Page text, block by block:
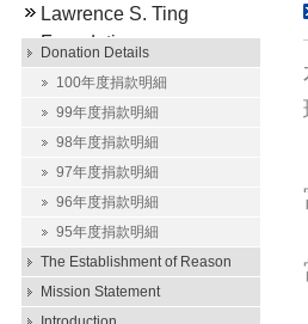
Lawrence S. Ting
Foundation
Donation Details
100年度捐款明細
99年度捐款明細
98年度捐款明細
97年度捐款明細
96年度捐款明細
95年度捐款明細
The Establishment of Reason
Mission Statement